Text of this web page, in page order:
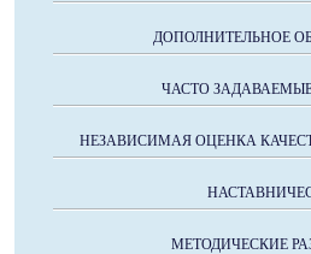
ДОПОЛНИТЕЛЬНОЕ
ЧАСТО
НЕЗАВИСИМАЯ ОЦЕНКА
МЕТОДИЧЕСКИЕ